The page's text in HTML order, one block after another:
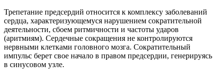
Трепетание предсердий относится к комплексу заболеваний
сердца, характеризующемуся нарушением сократительной
деятельности, сбоем ритмичности и частоты ударов
(аритмиям). Сердечные сокращения не контролируются
нервными клетками головного мозга. Сократительный
импульс берет свое начало в правом предсердии, генерируясь
в синусовом узле.